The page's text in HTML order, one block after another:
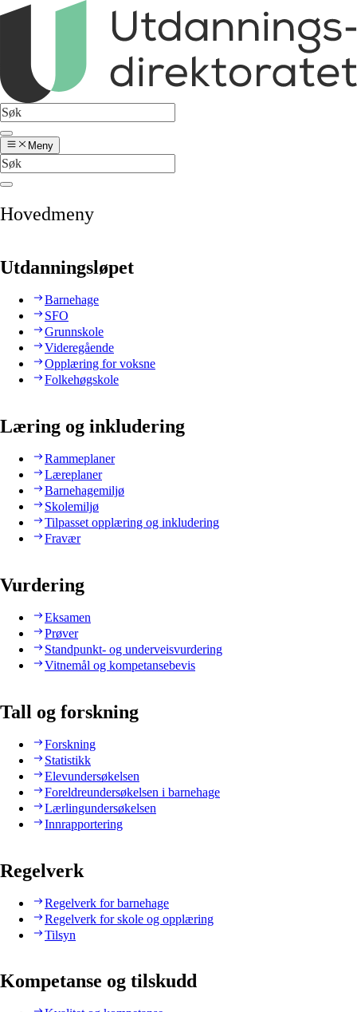
Meny
Hovedmeny
Utdanningsløpet
Barnehage
SFO
Grunnskole
Videregående
Opplæring for voksne
Folkehøgskole
Læring og inkludering
Rammeplaner
Læreplaner
Barnehagemiljø
Skolemiljø
Tilpasset opplæring og inkludering
Fravær
Vurdering
Eksamen
Prøver
Standpunkt- og underveisvurdering
Vitnemål og kompetansebevis
Tall og forskning
Forskning
Statistikk
Elevundersøkelsen
Foreldreundersøkelsen i barnehage
Lærlingundersøkelsen
Innrapportering
Regelverk
Regelverk for barnehage
Regelverk for skole og opplæring
Tilsyn
Kompetanse og tilskudd